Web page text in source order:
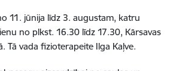
11. jūnija līdz 3. augustam, katru
no plkst. 16.30 līdz 17.30, Kārsavas
Tā vada fizioterapeite Ilga Kaļve.